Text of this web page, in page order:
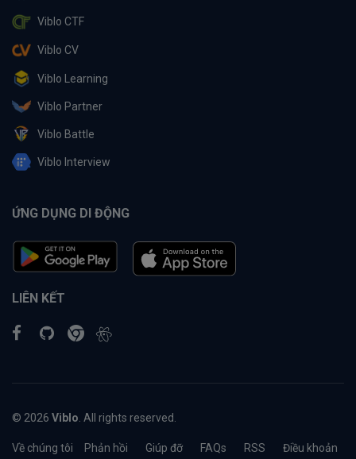
Viblo CTF
Viblo CV
Viblo Learning
Viblo Partner
Viblo Battle
Viblo Interview
ỨNG DỤNG DI ĐỘNG
LIÊN KẾT
© 2026 Viblo . All rights reserved.
Về chúng tôi Phản hồi Giúp đỡ FAQs RSS Điều khoản